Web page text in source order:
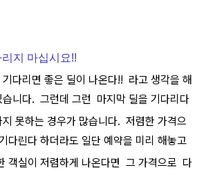
지 마십시요!!
다리면 좋은 딜이 나온다!! 라고 생각을 해
습니다. 그런데 그런 마지막 딜을 기다리다
못하는 경우가 많습니다. 저렴한 가격으
다린다 하더라도 일단 예약을 미리 해놓고
객실이 저렴하게 나온다면 그 가격으로 다